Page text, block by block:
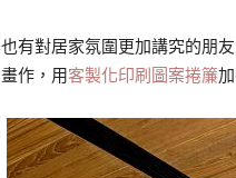
也有對居家氛圍更加講究的朋
畫作，用客製化印刷圖案捲簾